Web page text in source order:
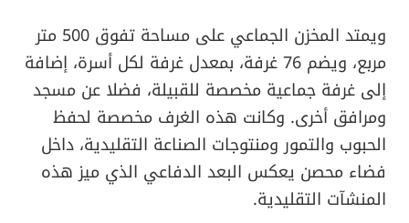
ويمتد المخزن الجماعي على مساحة تفوق 500 متر
مربع، ويضم 76 غرفة، بمعدل غرفة لكل أسرة، إضافة
إلى غرفة جماعية مخصصة للقبيلة، فضلا عن مسجد
ومرافق أخرى. وكانت هذه الغرف مخصصة لحفظ
الحبوب والتمور ومنتوجات الصناعة التقليدية، داخل
فضاء محصن يعكس البعد الدفاعي الذي ميز هذه
المنشآت التقليدية.